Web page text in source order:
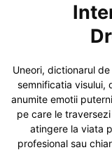
Uneori, dictionarul
semnificatia visului,
anumite emotii
pe care le
atingere la viata
profesional sau